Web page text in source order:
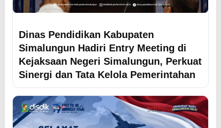
Dinas Pendidikan Kabupaten
Simalungun Hadiri Entry Meeting di
Kejaksaan Negeri Simalungun, Perkuat
Sinergi dan Tata Kelola Pemerintahan